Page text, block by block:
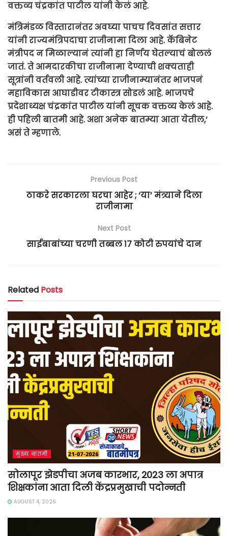
वक्तव्य चंद्रकांत पाटील यांनी केलं आहे.
मंत्रिमंडळ विस्तारानंतर अवघ्या पाचच दिवसांत सत्तार
यांनी राज्यमंत्रिपदाचा राजीनामा दिला आहे. कॅबिनेट
मंत्रीपद न मिळाल्यानं त्यांनी हा निर्णय घेतल्याचं बोललं
जातं. ते आमदारकीचा राजीनामा देण्याची शक्यताही
सूत्रांनी वर्तवली आहे. त्यांच्या राजीनाम्यानंतर भाजपनं
महाविकास आघाडीवर टीकास्त्र सोडलं आहे. भाजपचे
प्रदेशाध्यक्ष चंद्रकांत पाटील यांनी सूचक वक्तव्य केलं आहे.
ही पहिली बातमी आहे. अशा अनेक बातम्या आता येतील,’
असं ते म्हणाले.
Previous Post
ठाकरे सरकारला घरचा आहेर ; ‘या’ मंत्र्याने दिला
राजीनामा
Next Post
साईबाबांच्या चरणी तब्बल १७ कोटी रुपयांचे दान
Related Posts
मुख्य बातमी
सोलापूर झेडपीचा अजब कारभार, 2023 ला अपात्र
शिक्षकांना आता दिली केंद्रप्रमुखाची पदोन्नती
AUGUST 4, 2026